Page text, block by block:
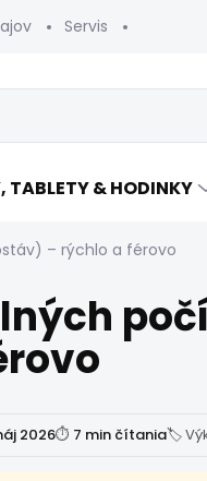
Servis
TABLETY & HODINKY
– rýchlo a férovo
2026⏱ 7 min čítania🏷